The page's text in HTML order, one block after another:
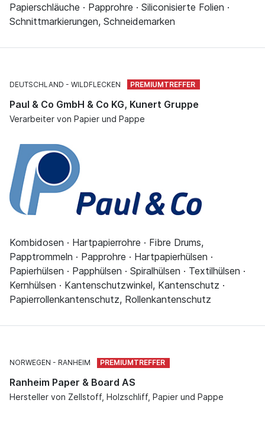
Papierschläuche · Papprohre · Siliconisierte Folien ·
Schnittmarkierungen, Schneidemarken
DEUTSCHLAND WILDFLECKEN
Paul & Co GmbH & Co KG, Kunert Gruppe
Verarbeiter von Papier und Pappe
Kombidosen · Hartpapierrohre · Fibre Drums,
Papptrommeln · Papprohre · Hartpapierhülsen ·
Papierhülsen · Papphülsen · Spiralhülsen · Textilhülsen ·
Kernhülsen · Kantenschutzwinkel, Kantenschutz ·
Papierrollenkantenschutz, Rollenkantenschutz
NORWEGEN RANHEIM
Ranheim Paper & Board AS
Hersteller von Zellstoff, Holzschliff, Papier und Pappe